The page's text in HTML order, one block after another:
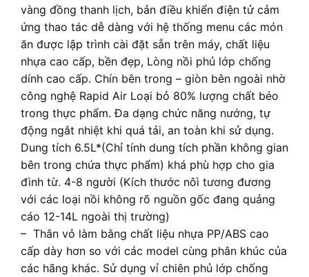
vàng đồng thanh lịch, bản điều khiển điện tử cảm
ứng thao tác dễ dàng với hệ thống menu các món
ăn được lập trình cài đặt sẵn trên máy, chất liệu
nhựa cao cấp, bền đẹp, Lòng nồi phủ lớp chống
dính cao cấp. Chín bên trong – giòn bên ngoài nhờ
công nghệ Rapid Air Loại bỏ 80% lượng chất béo
trong thực phẩm. Đa dạng chức năng nướng, tự
động ngắt nhiệt khi quá tải, an toàn khi sử dụng.
Dung tích 6.5L*(Chỉ tính dung tích phần không gian
bên trong chứa thực phẩm) khá phù hợp cho gia
đình từ. 4-8 người (Kích thước nôì tương đương
với các loại nồi không rõ nguồn gốc đang quảng
cáo 12-14L ngoài thị trường)
– Thân vỏ làm bằng chất liệu nhựa PP/ABS cao
cấp dày hơn so với các model cùng phân khúc của
các hãng khác. Sử dụng vỉ chiên phủ lớp chống